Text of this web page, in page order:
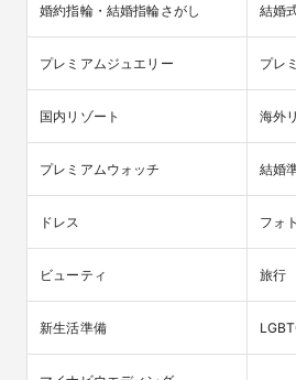
婚約指輪・結婚指輪さがし 結婚
プレミアムジュエリー プレ
国内リゾート 海外
プレミアムウォッチ 結婚
ドレス フォ
ビューティ 旅行
新生活準備